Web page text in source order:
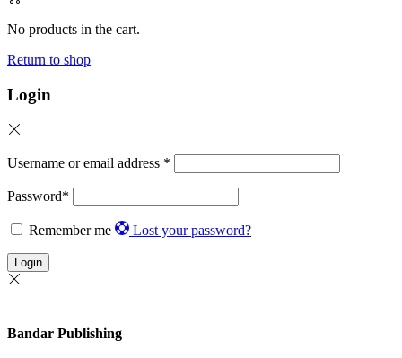
No products in the cart.
Return to shop
Login
Username or email address *
Password*
Remember me Lost your password?
Login
Bandar Publishing